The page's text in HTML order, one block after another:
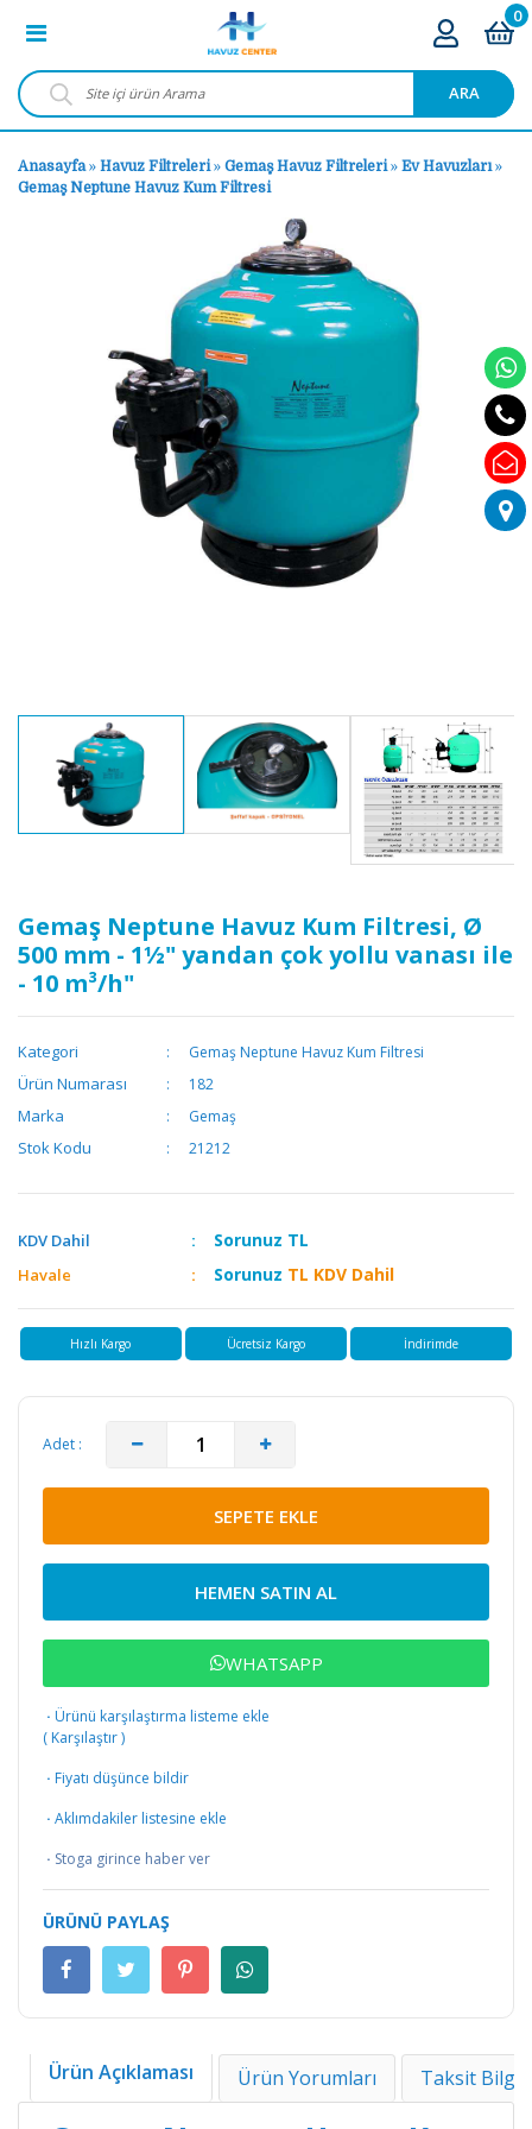
ARA
0
Anasayfa» Havuz Filtreleri» Gemaş Havuz Filtreleri» Ev Havuzları»
Gemaş Neptune Havuz Kum Filtresi
Gemaş Neptune Havuz Kum Filtresi, Ø
500 mm - 1½" yandan çok yollu vanası ile
- 10 m³/h"
Kategori Gemaş Neptune Havuz Kum Filtresi
Ürün Numarası 182
Marka Gemaş
Stok Kodu 21212
KDV Dahil Sorunuz TL
Havale Sorunuz TL KDV Dahil
Hızlı Kargo Ücretsiz Kargo İndirimde
Adet :
SEPETE EKLE
HEMEN SATIN AL
WHATSAPP
· Ürünü karşılaştırma listeme ekle
( Karşılaştır)
· Fiyatı düşünce bildir
· Aklımdakiler listesine ekle
· Stoga girince haber ver
ÜRÜNÜ PAYLAŞ
Ürün Açıklaması Ürün Yorumları Taksit